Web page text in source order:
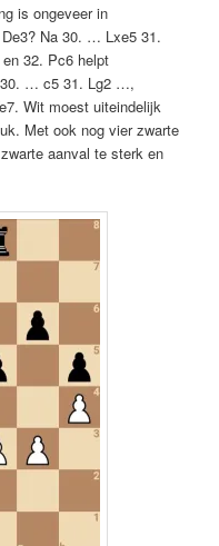
is ongeveer in
Na 30. … Lxe5 31.
32. Pc6 helpt
30. … c5 31. Lg2 …,
Wit moest uiteindelijk
Met ook nog vier zwarte
aanval te sterk en